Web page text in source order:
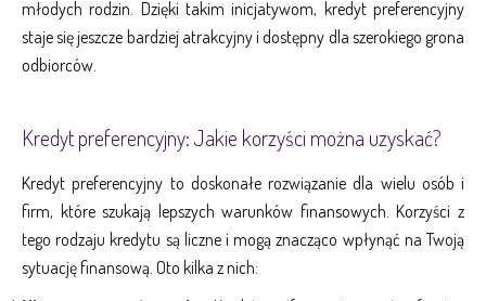
młodych rodzin. Dzięki takim inicjatywom, kredyt preferencyjny
staje się jeszcze bardziej atrakcyjny i dostępny dla szerokiego grona
odbiorców.
Kredyt preferencyjny: Jakie korzyści można uzyskać?
Kredyt preferencyjny to doskonałe rozwiązanie dla wielu osób i
firm, które szukają lepszych warunków finansowych. Korzyści z
tego rodzaju kredytu są liczne i mogą znacząco wpłynąć na Twoją
sytuację finansową. Oto kilka z nich: